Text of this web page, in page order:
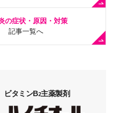
の症状・原因・対策
記事一覧へ
ビタミンB2主薬製剤